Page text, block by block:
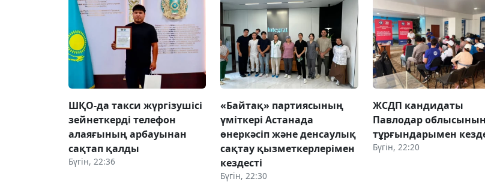
ШҚО-да такси жүргізушісі
зейнеткерді телефон
алаяғының арбауынан
сақтап қалды
Бүгін, 22:36
«Байтақ» партиясының
үміткері Астанада
өнеркәсіп және денсаулық
сақтау қызметкерлерімен
кездесті
Бүгін, 22:30
ЖСДП кандидаты
Павлодар
тұрғындарымен
Бүгін, 22:20